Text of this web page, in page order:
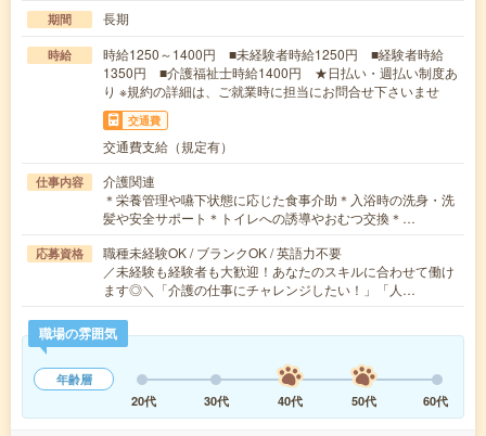
期間 長期
時給
時給1250～1400円 ■未経験者時給1250円 ■経験者時給
1350円 ■介護福祉士時給1400円 ★日払い・週払い制度あ
り ※規約の詳細は、ご就業時に担当にお問合せ下さいませ
交通費
交通費支給（規定有）
仕事内容
介護関連
＊栄養管理や嚥下状態に応じた食事介助＊入浴時の洗身・洗
髪や安全サポート＊トイレへの誘導やおむつ交換＊…
応募資格
職種未経験OK / ブランクOK / 英語力不要
／未経験も経験者も大歓迎！あなたのスキルに合わせて働け
ます◎＼「介護の仕事にチャレンジしたい！」「人…
職場の雰囲気
年齢層
20代
30代 40代 50代 60代